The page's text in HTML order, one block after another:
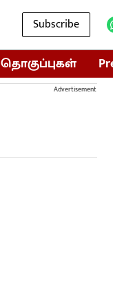
Subscribe
தொகுப்புகள்
Advertisement